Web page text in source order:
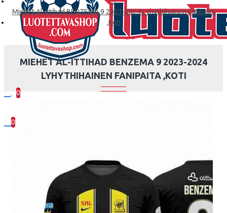
0
0
Miehet Al-Ittihad BENZEMA 9 2023-2024 Lyhythihainen Fanipaita
,Koti
MIEHET AL-ITTIHAD BENZEMA 9 2023-2024
LYHYTHIHAINEN FANIPAITA ,KOTI